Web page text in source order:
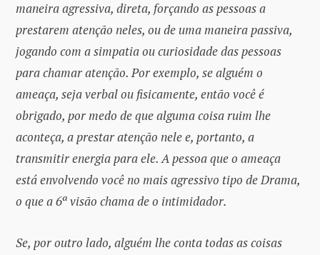
maneira agressiva, direta, forçando as pessoas a
prestarem atenção neles, ou de uma maneira passiva,
jogando com a simpatia ou curiosidade das pessoas
para chamar atenção. Por exemplo, se alguém o
ameaça, seja verbal ou fisicamente, então você é
obrigado, por medo de que alguma coisa ruim lhe
aconteça, a prestar atenção nele e, portanto, a
transmitir energia para ele. A pessoa que o ameaça
está envolvendo você no mais agressivo tipo de Drama,
o que a 6ª visão chama de o intimidador.
Se, por outro lado, alguém lhe conta todas as coisas